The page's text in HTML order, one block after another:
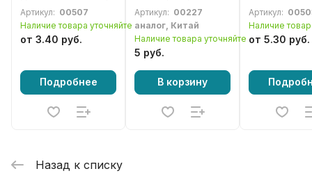
MS230, MS250,
018, 023, 025
Артикул: 00507
Наличие товара уточняйте
от 3.40 руб.
Подробнее
Артикул: 00227
аналог, Китай
Наличие товара уточняйте
5 руб.
В корзину
MS210,
MS250, 018,
023, 025,
Артикул:
Наличие
от 5.30 руб.
Назад к списку